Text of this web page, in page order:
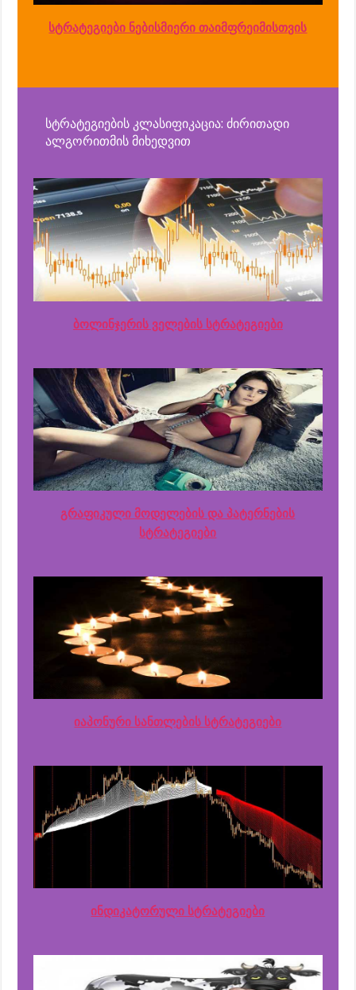
სტრატეგიები ნებისმიერი თაიმფრეიმისთვის
სტრატეგიების კლასიფიკაცია: ძირითადი
ალგორითმის მიხედვით
ბოლინჯერის ველების სტრატეგიები
გრაფიკული მოდელების და პატერნების
სტრატეგიები
იაპონური სანთლების სტრატეგიები
ინდიკატორული სტრატეგიები